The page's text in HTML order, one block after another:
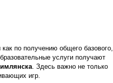
по получению общего базового,
услуги получают
. Здесь важно не только
игр.